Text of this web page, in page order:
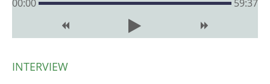
00:00 59:37
INTERVIEW